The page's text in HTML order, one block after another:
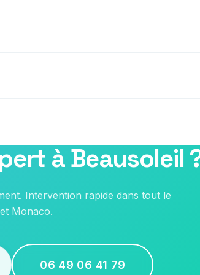
Linux) et Mac (macOS).
à Beausoleil
Intervention rapide dans tout le
Monaco.
06 49 06 41 79